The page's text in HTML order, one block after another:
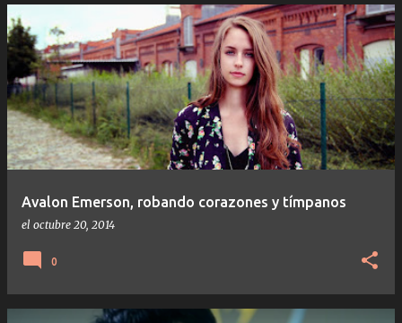
Avalon Emerson, robando corazones y tímpanos
el octubre 20, 2014
0